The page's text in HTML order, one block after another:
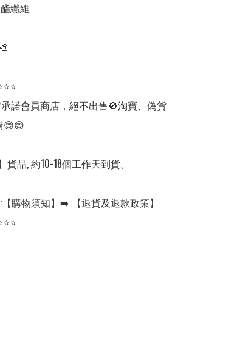
纖維
諾會員商店，絕不出售🚫淘寶、偽貨
😊😊
品, 約10-18個工作天到貨。
購物須知】➡️ 【退貨及退款政策】